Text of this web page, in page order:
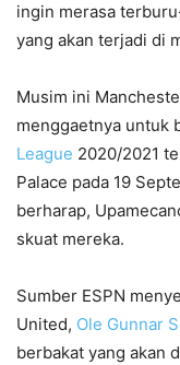
ingin merasa
yang akan terjadi di
Musim ini
menggaetnya untuk
League 2020/2021
Palace pada 19
berharap,
skuat mereka.
Sumber ESPN
United, Ole Gunnar
berbakat yang akan